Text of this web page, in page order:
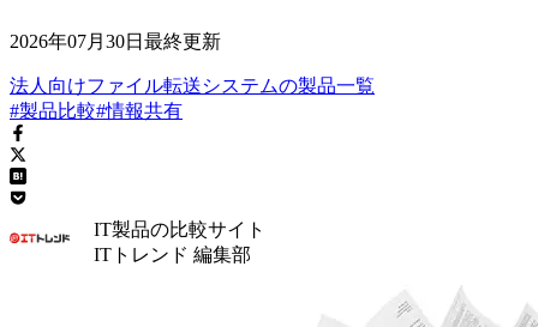
2026年07月30日 最終更新
法人向けファイル転送システムの製品一覧
#製品比較#情報共有
IT製品の比較サイト
ITトレンド 編集部